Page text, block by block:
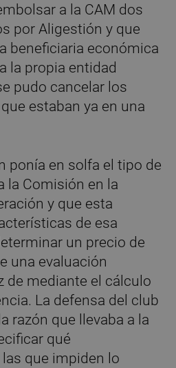
a la CAM dos
por Aligestión y que
beneficiaria económica
la propia entidad
pudo cancelar los
estaban ya en una
ponía en solfa el tipo de
la Comisión en la
y que esta
de esa
un precio de
una evaluación
de mediante el cálculo
La defensa del club
razón que llevaba a la
qué
que impiden lo